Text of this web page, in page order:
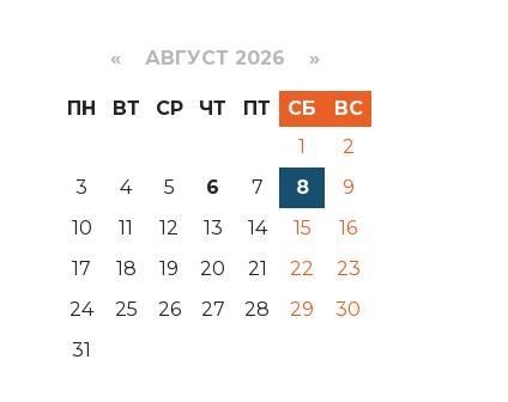
« АВГУСТ 2026 »
ПН ВТ СР ЧТ ПТ СБ
ВС
1
2
3
4 5 6 7 8
9
10
11 12 13 14 15
16
17
18 19 20 21 22
23
24
25 26 27 28 29
30
31